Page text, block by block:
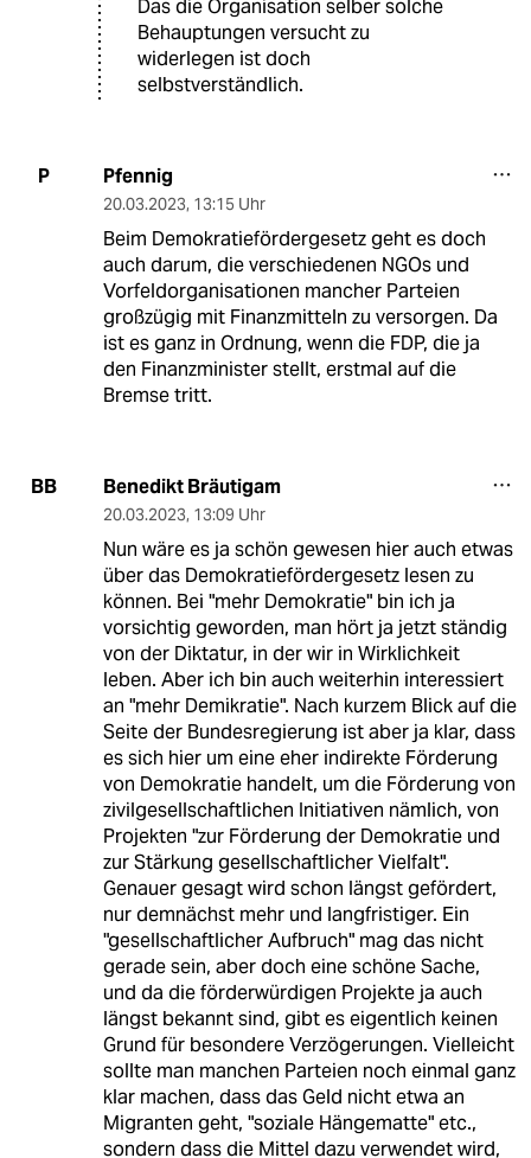
Das die Organisation selber solche
Behauptungen versucht zu
widerlegen ist doch
selbstverständlich.
P Pfennig
20.03.2023, 13:15 Uhr
Beim Demokratiefördergesetz geht es doch
auch darum, die verschiedenen NGOs und
Vorfeldorganisationen mancher Parteien
großzügig mit Finanzmitteln zu versorgen. Da
ist es ganz in Ordnung, wenn die FDP, die ja
den Finanzminister stellt, erstmal auf die
Bremse tritt.
BB Benedikt Bräutigam
20.03.2023, 13:09 Uhr
Nun wäre es ja schön gewesen hier auch etwas
über das Demokratiefördergesetz lesen zu
können. Bei "mehr Demokratie" bin ich ja
vorsichtig geworden, man hört ja jetzt ständig
von der Diktatur, in der wir in Wirklichkeit
leben. Aber ich bin auch weiterhin interessiert
an "mehr Demikratie". Nach kurzem Blick auf die
Seite der Bundesregierung ist aber ja klar, dass
es sich hier um eine eher indirekte Förderung
von Demokratie handelt, um die Förderung von
zivilgesellschaftlichen Initiativen nämlich, von
Projekten "zur Förderung der Demokratie und
zur Stärkung gesellschaftlicher Vielfalt".
Genauer gesagt wird schon längst gefördert,
nur demnächst mehr und langfristiger. Ein
"gesellschaftlicher Aufbruch" mag das nicht
gerade sein, aber doch eine schöne Sache,
und da die förderwürdigen Projekte ja auch
längst bekannt sind, gibt es eigentlich keinen
Grund für besondere Verzögerungen. Vielleicht
sollte man manchen Parteien noch einmal ganz
klar machen, dass das Geld nicht etwa an
Migranten geht, "soziale Hängematte" etc.,
sondern dass die Mittel dazu verwendet wird,